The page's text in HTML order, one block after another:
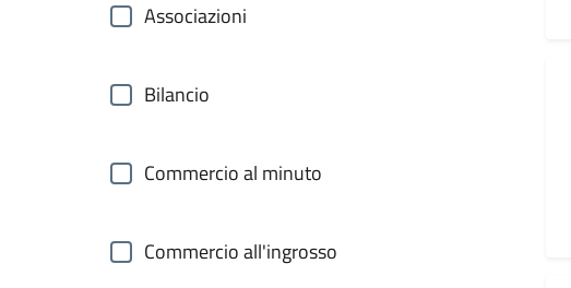
Associazioni
Bilancio
Commercio al minuto
Commercio all'ingrosso